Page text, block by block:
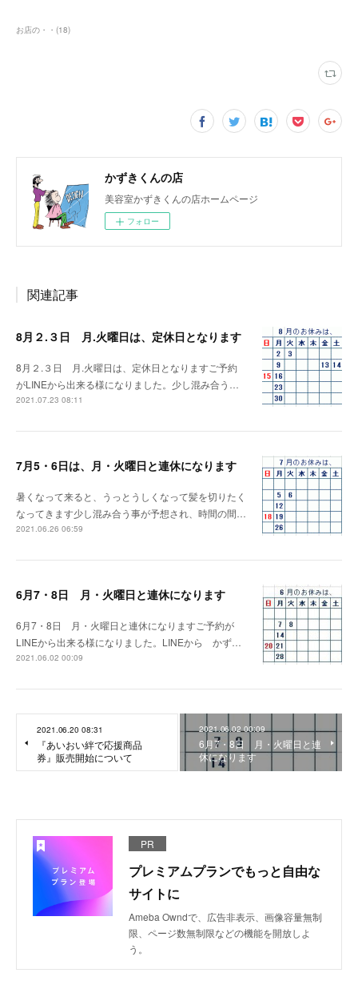
お店の・・ (18)
かずきくんの店
美容室かずきくんの店ホームページ
フォロー
関連記事
8月２.３日 月.火曜日は、定休日となります
8月２.３日 月.火曜日は、定休日となりますご予約
がLINEから出来る様になりました。少し混み合う…
2021.07.23 08:11
7月5・6日は、月・火曜日と連休になります
暑くなって来ると、うっとうしくなって髪を切りたく
なってきます少し混み合う事が予想され、時間の間…
2021.06.26 06:59
6月7・8日 月・火曜日と連休になります
6月7・8日 月・火曜日と連休になりますご予約が
LINEから出来る様になりました。LINEから かず…
2021.06.02 00:09
2021.06.20 08:31
『あいおい絆で応援商品
券』販売開始について
2021.06.02 00:09
6月7・8日 月・火曜日と連
休になります
PR
プレミアムプランでもっと自由な
サイトに
Ameba Owndで、広告非表示、画像容量無制
限、ページ数無制限などの機能を開放しよ
う。